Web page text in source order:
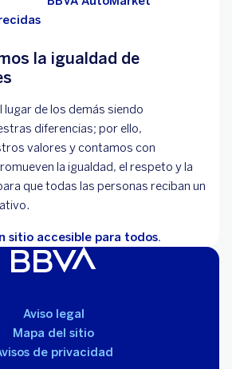
la igualdad de
lugar de los demás siendo
diferencias; por ello,
valores y contamos con
la igualdad, el respeto y la
que todas las personas reciban un
sitio accesible para todos.
Aviso legal
Mapa del sitio
de privacidad